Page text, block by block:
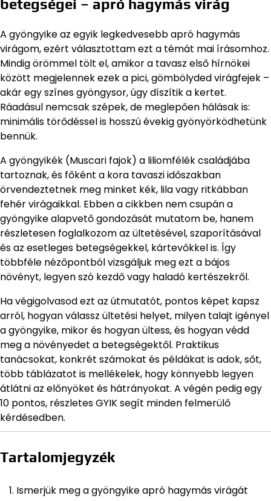
betegségei – apró hagymás virág
A gyöngyike az egyik legkedvesebb apró hagymás
virágom, ezért választottam ezt a témát mai írásomhoz.
Mindig örömmel tölt el, amikor a tavasz első hírnökei
között megjelennek ezek a pici, gömbölyded virágfejek –
akár egy színes gyöngysor, úgy díszítik a kertet.
Ráadásul nemcsak szépek, de meglepően hálásak is:
minimális törődéssel is hosszú évekig gyönyörködhetünk
bennük.
A gyöngyikék (Muscari fajok) a liliomfélék családjába
tartoznak, és főként a kora tavaszi időszakban
örvendeztetnek meg minket kék, lila vagy ritkábban
fehér virágaikkal. Ebben a cikkben nem csupán a
gyöngyike alapvető gondozását mutatom be, hanem
részletesen foglalkozom az ültetésével, szaporításával
és az esetleges betegségekkel, kártevőkkel is. Így
többféle nézőpontból vizsgáljuk meg ezt a bájos
növényt, legyen szó kezdő vagy haladó kertészekről.
Ha végigolvasod ezt az útmutatót, pontos képet kapsz
arról, hogyan válassz ültetési helyet, milyen talajt igényel
a gyöngyike, mikor és hogyan ültess, és hogyan védd
meg a növényedet a betegségektől. Praktikus
tanácsokat, konkrét számokat és példákat is adok, sőt,
több táblázatot is mellékelek, hogy könnyebb legyen
átlátni az előnyöket és hátrányokat. A végén pedig egy
10 pontos, részletes GYIK segít minden felmerülő
kérdésedben.
Tartalomjegyzék
Ismerjük meg a gyöngyike apró hagymás virágát